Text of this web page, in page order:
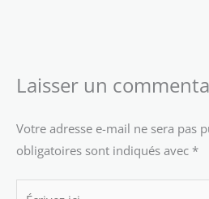
Laisser un
Votre adresse e-mail ne sera pas
obligatoires sont indiqués avec *
Écrivez